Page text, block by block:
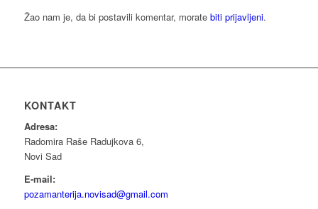
Žao nam je, da bi postavili komentar, morate biti prijavljeni.
KONTAKT
Adresa:
Radomira Raše Radujkova 6,
Novi Sad
E-mail:
pozamanterija.novisad@gmail.com